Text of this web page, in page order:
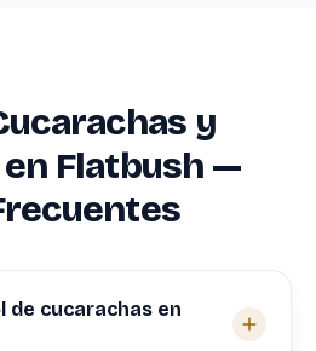
y
Flatbush —
de cucarachas en